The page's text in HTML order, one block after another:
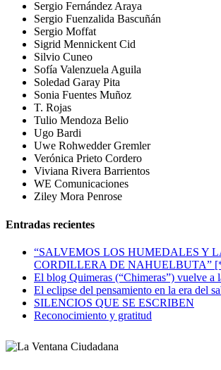
Sergio Fernández Araya
Sergio Fuenzalida Bascuñán
Sergio Moffat
Sigrid Mennickent Cid
Silvio Cuneo
Sofía Valenzuela Aguila
Soledad Garay Pita
Sonia Fuentes Muñoz
T. Rojas
Tulio Mendoza Belio
Ugo Bardi
Uwe Rohwedder Gremler
Verónica Prieto Cordero
Viviana Rivera Barrientos
WE Comunicaciones
Ziley Mora Penrose
Entradas recientes
“SALVEMOS LOS HUMEDALES Y
CORDILLERA DE NAHUELBUTA”
El blog Quimeras (“Chimeras”) vuelve a
El eclipse del pensamiento en la era del
SILENCIOS QUE SE ESCRIBEN
Reconocimiento y gratitud